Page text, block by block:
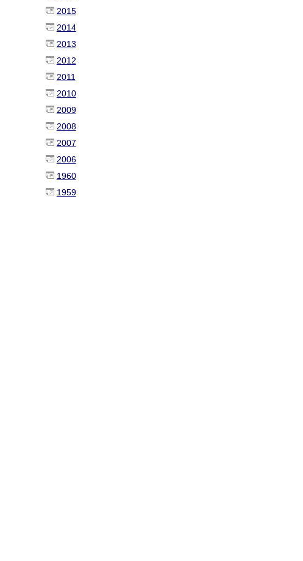
2015
2014
2013
2012
2011
2010
2009
2008
2007
2006
1960
1959